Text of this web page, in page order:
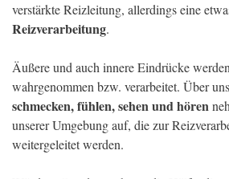
verstärkte Reizleitung, allerdings eine
Reizverarbeitung.
Äußere und auch innere Eindrücke
wahrgenommen bzw. verarbeitet. Über
schmecken, fühlen, sehen und hören
unserer Umgebung auf, die zur
weitergeleitet werden.